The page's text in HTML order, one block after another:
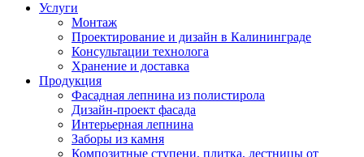
Услуги
Монтаж
Проектирование и дизайн в Калининграде
Консультации технолога
Хранение и доставка
Продукция
Фасадная лепнина из полистирола
Дизайн-проект фасада
Интерьерная лепнина
Заборы из камня
Композитные ступени, плитка, лестницы от